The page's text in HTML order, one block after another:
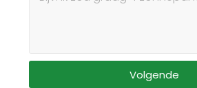
Volgende